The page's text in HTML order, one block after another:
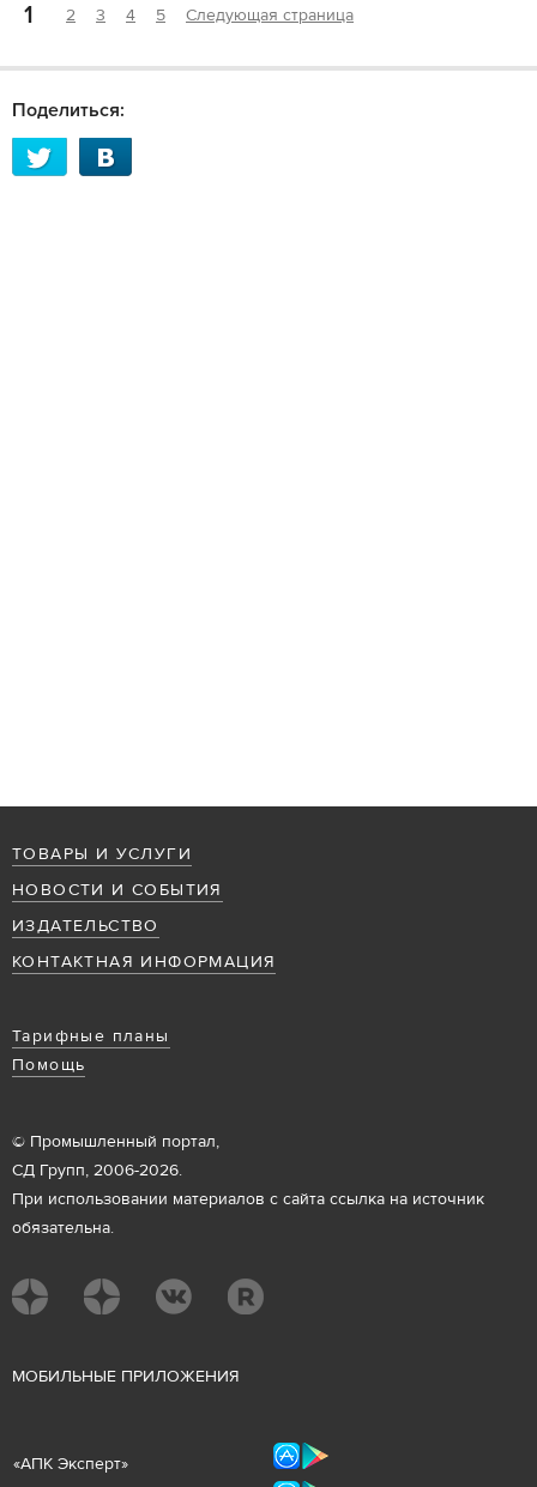
1 2 3 4 5 Следующая страница
Поделиться:
ТОВАРЫ И УСЛУГИ
НОВОСТИ И СОБЫТИЯ
ИЗДАТЕЛЬСТВО
КОНТАКТНАЯ ИНФОРМАЦИЯ
Тарифные планы
Помощь
© Промышленный портал,
СД Групп, 2006-2026.
При использовании материалов с сайта ссылка на источник
обязательна.
МОБИЛЬНЫЕ ПРИЛОЖЕНИЯ
«АПК Эксперт»